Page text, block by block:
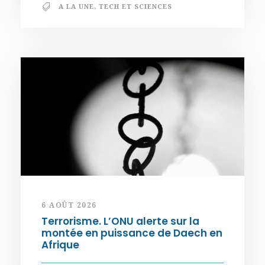
A LA UNE, TECH ET SCIENCES
6 AOÛT 2026
Terrorisme. L’ONU alerte sur la
montée en puissance de Daech en
Afrique